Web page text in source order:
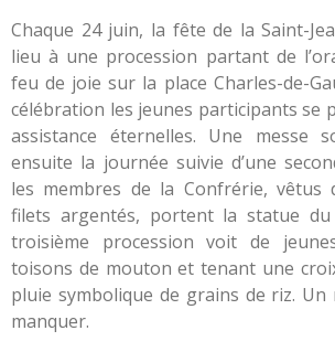
Chaque 24 juin, la fête de la Saint-
lieu à une procession partant de
feu de joie sur la place Charles-de-
célébration les jeunes participants se
assistance éternelles. Une messe
ensuite la journée suivie d’une
les membres de la Confrérie, vêtus
filets argentés, portent la statue du
troisième procession voit de
toisons de mouton et tenant une
pluie symbolique de grains de riz.
manquer.